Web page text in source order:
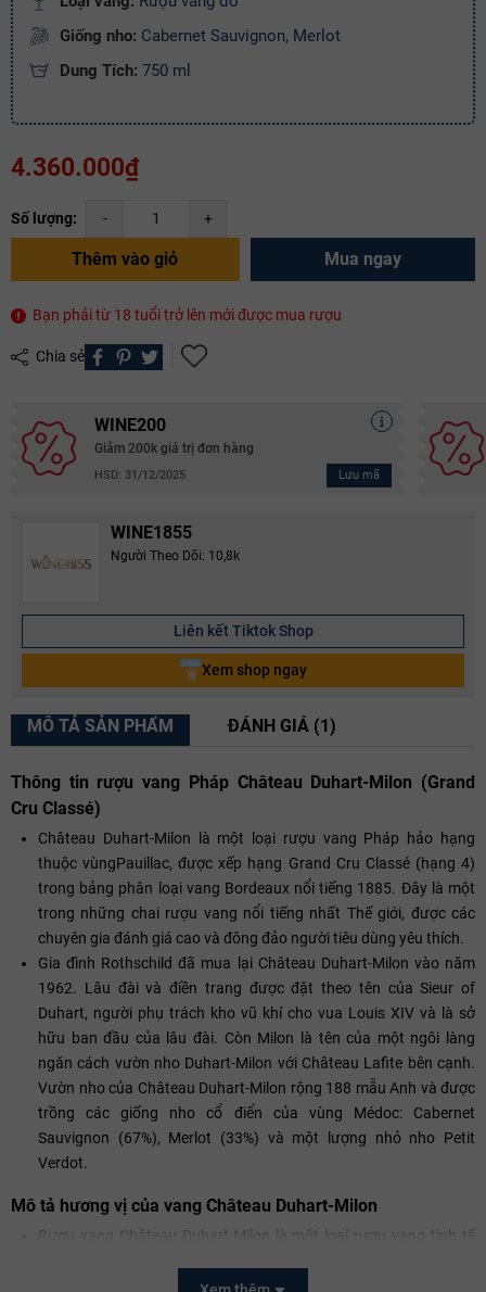
Giống nho: Cabernet Sauvignon, Merlot
Dung Tích: 750 ml
4.360.000₫
Số lượng: - +
Thêm vào giỏ Mua ngay
Bạn phải từ 18 tuổi trở lên mới được mua rượu
Chia sẻ
WINE200
Giảm 200k giá trị đơn hàng
HSD: 31/12/2025 Lưu mã
WINE1855
Người Theo Dõi: 10,8k
Liên kết Tiktok Shop
Xem shop ngay
MÔ TẢ SẢN PHẨM ĐÁNH GIÁ (1)
Thông tin rượu vang Pháp Château Duhart-Milon (Grand
Cru Classé)
Château Duhart-Milon là một loại rượu vang Pháp hảo hạng
thuộc vùngPauillac, được xếp hạng Grand Cru Classé (hạng 4)
trong bảng phân loại vang Bordeaux nổi tiếng 1885. Đây là một
trong những chai rượu vang nổi tiếng nhất Thế giới, được các
chuyên gia đánh giá cao và đông đảo người tiêu dùng yêu thích.
Gia đình Rothschild đã mua lại Château Duhart-Milon vào năm
1962. Lâu đài và điền trang được đặt theo tên của Sieur of
Duhart, người phụ trách kho vũ khí cho vua Louis XIV và là sở
hữu ban đầu của lâu đài. Còn Milon là tên của một ngôi làng
ngăn cách vườn nho Duhart-Milon với Château Lafite bên cạnh.
Vườn nho của Château Duhart-Milon rộng 188 mẫu Anh và được
trồng các giống nho cổ điển của vùng Médoc: Cabernet
Sauvignon (67%), Merlot (33%) và một lượng nhỏ nho Petit
Verdot.
Mô tả hương vị của vang Château Duhart-Milon
Rượu vang Château Duhart-Milon là một loại rượu vang tinh tế
tinh tế chứ không lấn át các mùi khác. Sau khi để rượu vang thở 1